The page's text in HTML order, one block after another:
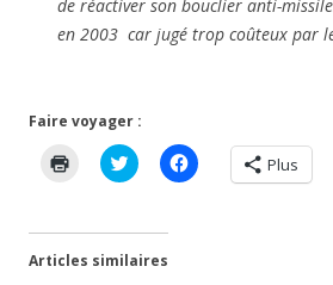
de réactiver son bouclier anti-
en 2003 car jugé trop coûteux par
Faire voyager :
e
r
p
C
l
e
z
p
C
l Plus
Articles similaires